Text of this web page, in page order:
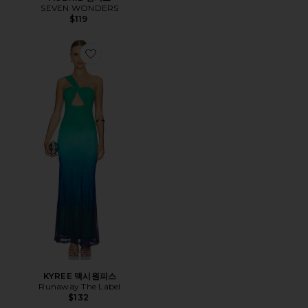
SEVEN WONDERS
$119
Favorite KYREE 맥시원피스
KYREE 맥시원피스
Runaway The Label
$132